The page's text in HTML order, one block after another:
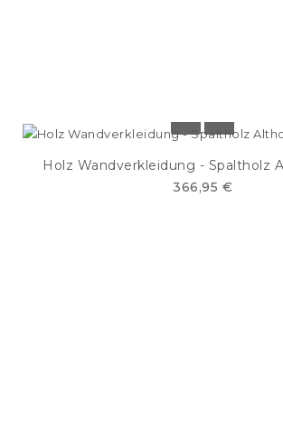
Holz Wandverkleidung - Spaltholz
366,95 €